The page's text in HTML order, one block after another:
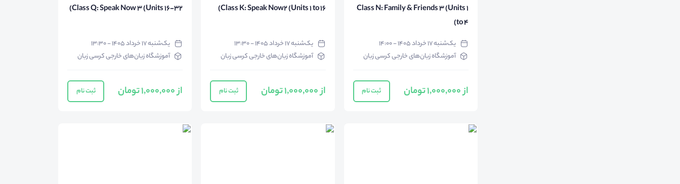
Class N: Family & Friends 3 (Units 1
to 4)
یک‌شنبه ۱۷ خرداد ۱۴۰۵ - ۱۴:۰۰
آموزشگاه زبان‌های خارجی کرسی زبان
از 1,000,000 تومان ثبت نام
Class K: Speak Now2 (Units 1 to 16)
یک‌شنبه ۱۷ خرداد ۱۴۰۵ - ۱۳:۳۰
آموزشگاه زبان‌های خارجی کرسی زبان
از 1,000,000 تومان ثبت نام
Class Q: Speak Now 3 (Units 16-32)
یک‌شنبه ۱۷ خرداد ۱۴۰۵ - ۱۳:۳۰
آموزشگاه زبان‌های خارجی کرسی زبان
از 1,000,000 تومان ثبت نام